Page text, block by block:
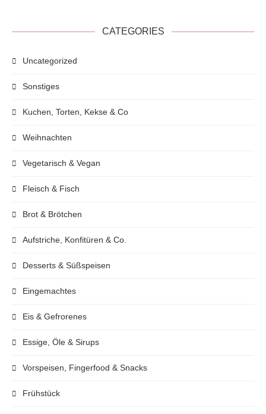
CATEGORIES
Uncategorized
Sonstiges
Kuchen, Torten, Kekse & Co
Weihnachten
Vegetarisch & Vegan
Fleisch & Fisch
Brot & Brötchen
Aufstriche, Konfitüren & Co.
Desserts & Süßspeisen
Eingemachtes
Eis & Gefrorenes
Essige, Öle & Sirups
Vorspeisen, Fingerfood & Snacks
Frühstück